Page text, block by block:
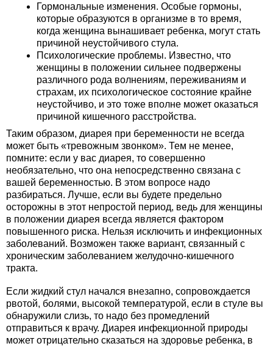
Гормональные изменения. Особые гормоны,
которые образуются в организме в то время,
когда женщина вынашивает ребенка, могут стать
причиной неустойчивого стула.
Психологические проблемы. Известно, что
женщины в положении сильнее подвержены
различного рода волнениям, переживаниям и
страхам, их психологическое состояние крайне
неустойчиво, и это тоже вполне может оказаться
причиной кишечного расстройства.
Таким образом, диарея при беременности не всегда
может быть «тревожным звонком». Тем не менее,
помните: если у вас диарея, то совершенно
необязательно, что она непосредственно связана с
вашей беременностью. В этом вопросе надо
разбираться. Лучше, если вы будете предельно
осторожны в этот непростой период, ведь для женщины
в положении диарея всегда является фактором
повышенного риска. Нельзя исключить и инфекционных
заболеваний. Возможен также вариант, связанный с
хроническим заболеванием желудочно-кишечного
тракта.
Если жидкий стул начался внезапно, сопровождается
рвотой, болями, высокой температурой, если в стуле вы
обнаружили слизь, то надо без промедлений
отправиться к врачу. Диарея инфекционной природы
может отрицательно сказаться на здоровье ребенка, в